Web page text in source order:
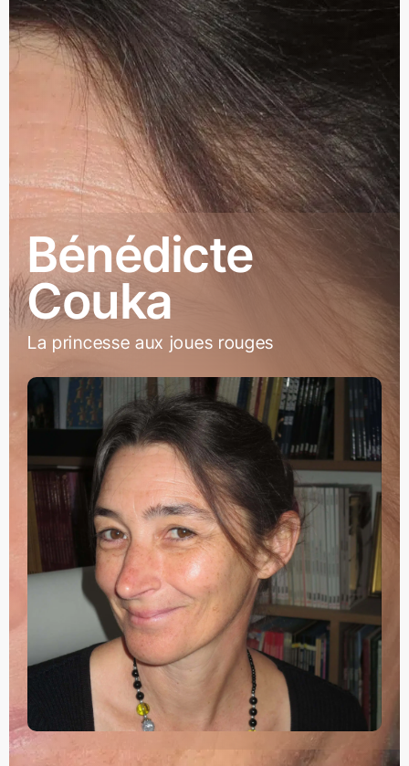
Bénédicte
Couka
La princesse aux joues rouges